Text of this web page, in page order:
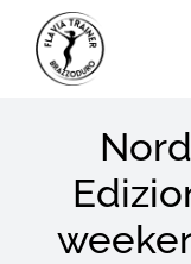
content
Chi Sono